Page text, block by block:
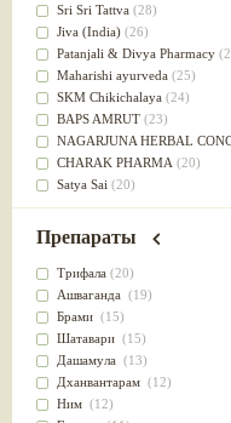
Для сердца(32)
Для сосудов головного мозга
Для полости рта(32)
Дефицит железа(31)
Для лица(31)
Употребление в пищу
Ароматерапия(29)
Жаропонижающее(29)
для памяти(28)
для почек(28)
Слабительное (28)
Афродизиак(27)
Напитки(27)
Для йоги (27)
Для потенции(26)
Для душа(25)
для концентрации внимания
при нарушении эрекции
Sri Sri Tattva (28)
Jiva (India) (26)
Patanjali & Divya Pharmacy
Maharishi ayurveda (25)
SKM Chikichalaya (24)
BAPS AMRUT (23)
NAGARJUNA HERBAL
CHARAK PHARMA (20)
Satya Sai (20)
Vyas(20)
Kerala Ayurveda
(19)
Organic India pvt ltd
Lalita(16)
Ashtang Herbals
Alarsin(14)
Vasu Health care
Baraka(13)
Dabur India Ltd
Препараты
Трифала (20)
Ашваганда (19)
Брами (15)
Шатавари (15)
Дашамула (13)
Дханвантарам (12)
Ним (12)